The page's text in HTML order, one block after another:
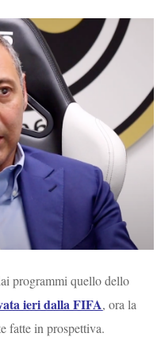
programmi quello dello
ieri dalla FIFA, ora la
fatte in prospettiva.